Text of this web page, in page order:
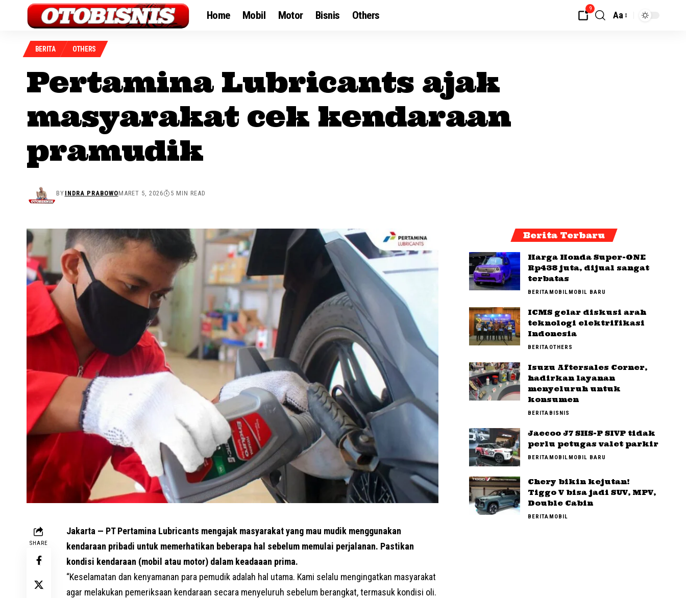
Home Mobil Motor Bisnis Others
9
Aa
BERITA OTHERS
Pertamina Lubricants ajak
masyarakat cek kendaraan
pramudik
BY INDRA PRABOWOMARET 5, 2026 5 MIN READ
SHARE
Jakarta — PT Pertamina Lubricants mengajak masyarakat yang mau mudik menggunakan
kendaraan pribadi untuk memerhatikan beberapa hal sebelum memulai perjalanan. Pastikan
kondisi kendaraan (mobil atau motor) dalam keadaaan prima.
“Keselamatan dan kenyamanan para pemudik adalah hal utama. Kami selalu mengingatkan masyarakat
agar melakukan pemeriksaan kendaraan secara menyeluruh sebelum berangkat, termasuk kondisi oli.
Berita Terbaru
Harga Honda Super-ONE
Rp438 juta, dijual sangat
terbatas
BERITAMOBILMOBIL BARU
ICMS gelar diskusi arah
teknologi elektrifikasi
Indonesia
BERITAOTHERS
Isuzu Aftersales Corner,
hadirkan layanan
menyeluruh untuk
konsumen
BERITABISNIS
Jaecoo J7 SHS-P SIVP tidak
perlu petugas valet parkir
BERITAMOBILMOBIL BARU
Chery bikin kejutan!
Tiggo V bisa jadi SUV, MPV,
Double Cabin
BERITAMOBIL